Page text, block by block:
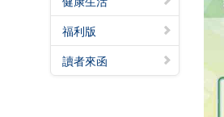
福利版
讀者來函